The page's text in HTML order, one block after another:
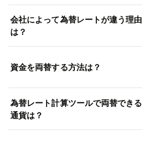
会社によって為替レートが違う理由
は？
資金を両替する方法は？
為替レート計算ツールで両替できる
通貨は？